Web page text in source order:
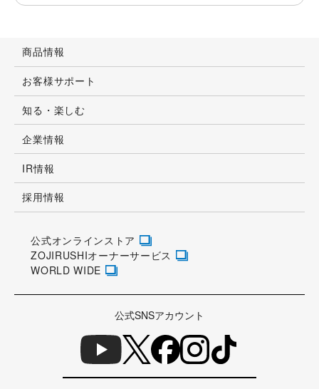
商品情報
お客様サポート
知る・楽しむ
企業情報
IR情報
採用情報
公式オンラインストア
ZOJIRUSHIオーナーサービス
WORLD WIDE
公式SNSアカウント